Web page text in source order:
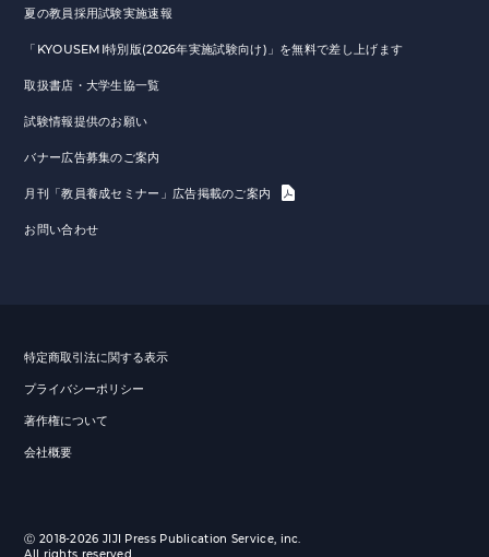
夏の教員採用試験実施速報
「KYOUSEMI特別版(2026年実施試験向け)」を無料で差し上げます
取扱書店・大学生協一覧
試験情報提供のお願い
バナー広告募集のご案内
月刊「教員養成セミナー」広告掲載のご案内
お問い合わせ
特定商取引法に関する表示
プライバシーポリシー
著作権について
会社概要
Ⓒ 2018-2026 JIJI Press Publication Service, inc.
All rights reserved